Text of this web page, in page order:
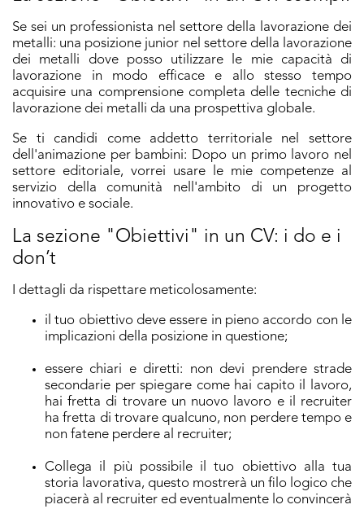
Se sei un professionista nel settore della lavorazione dei
metalli: una posizione junior nel settore della lavorazione
dei metalli dove posso utilizzare le mie capacità di
lavorazione in modo efficace e allo stesso tempo
acquisire una comprensione completa delle tecniche di
lavorazione dei metalli da una prospettiva globale.
Se ti candidi come addetto territoriale nel settore
dell'animazione per bambini: Dopo un primo lavoro nel
settore editoriale, vorrei usare le mie competenze al
servizio della comunità nell'ambito di un progetto
innovativo e sociale.
La sezione "Obiettivi" in un CV: i do e i
don’t
I dettagli da rispettare meticolosamente:
il tuo obiettivo deve essere in pieno accordo con le
implicazioni della posizione in questione;
essere chiari e diretti: non devi prendere strade
secondarie per spiegare come hai capito il lavoro,
hai fretta di trovare un nuovo lavoro e il recruiter
ha fretta di trovare qualcuno, non perdere tempo e
non fatene perdere al recruiter;
Collega il più possibile il tuo obiettivo alla tua
storia lavorativa, questo mostrerà un filo logico che
piacerà al recruiter ed eventualmente lo convincerà